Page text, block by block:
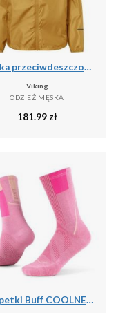
Kurtka przeciwdeszczowa Rainer Man
Viking
ODZIEŻ MĘSKA
181.99 zł
Skarpetki Buff COOLNET® CREW SOCK CC PINK L